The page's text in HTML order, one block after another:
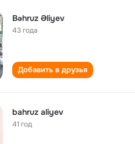
Bəhruz Əliyev
43 года
Добавить в друзья
bahruz aliyev
41 год